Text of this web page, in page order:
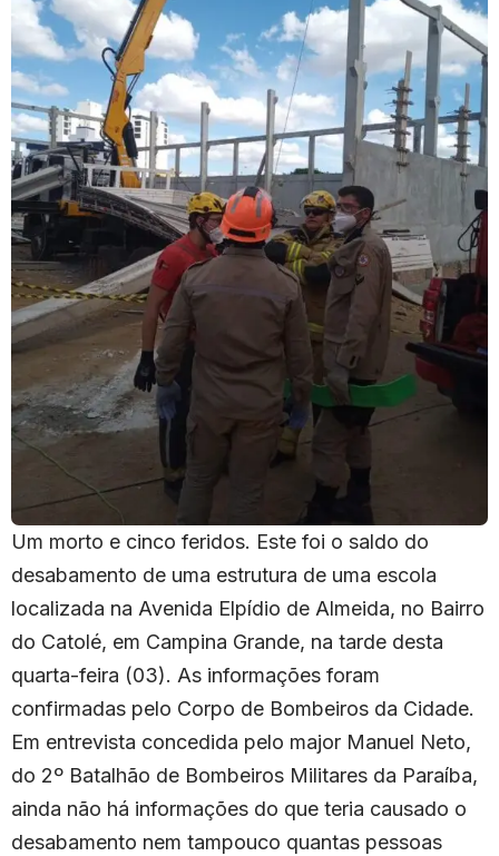
Um morto e cinco feridos. Este foi o saldo do
desabamento de uma estrutura de uma escola
localizada na Avenida Elpídio de Almeida, no Bairro
do Catolé, em Campina Grande, na tarde desta
quarta-feira (03). As informações foram
confirmadas pelo Corpo de Bombeiros da Cidade.
Em entrevista concedida pelo major Manuel Neto,
do 2º Batalhão de Bombeiros Militares da Paraíba,
ainda não há informações do que teria causado o
desabamento nem tampouco quantas pessoas